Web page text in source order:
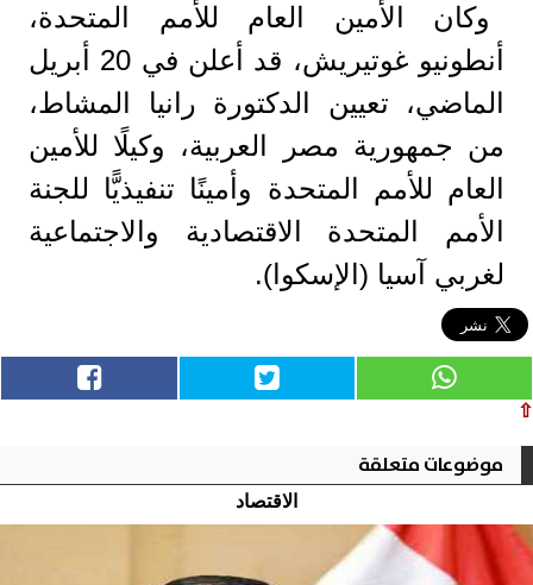
وكان الأمين العام للأمم المتحدة،
أنطونيو غوتيريش، قد أعلن في 20 أبريل
الماضي، تعيين الدكتورة رانيا المشاط،
من جمهورية مصر العربية، وكيلًا للأمين
العام للأمم المتحدة وأمينًا تنفيذيًّا للجنة
الأمم المتحدة الاقتصادية والاجتماعية
لغربي آسيا (الإسكوا).
⇧
موضوعات متعلقة
الاقتصاد